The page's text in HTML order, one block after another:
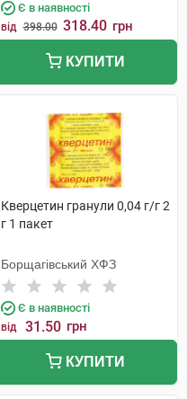
Є в наявності
від 398.00 318.40 грн
КУПИТИ
Кверцетин гранули 0,04 г/г 2
г 1 пакет
Борщагівський ХФЗ
Є в наявності
від 31.50 грн
КУПИТИ